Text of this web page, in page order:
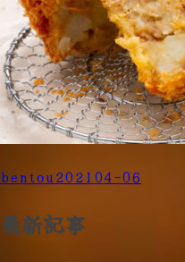
投
稿
ナ
bentou202104-06
最新記事